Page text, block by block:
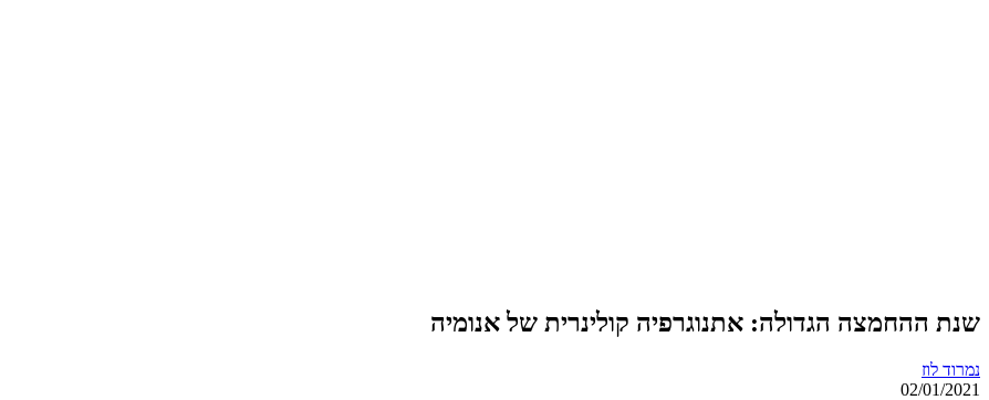
שנת ההחמצה הגדולה: אתנוגרפיה קולינרית של אנומיה
נמרוד לוז
02/01/2021